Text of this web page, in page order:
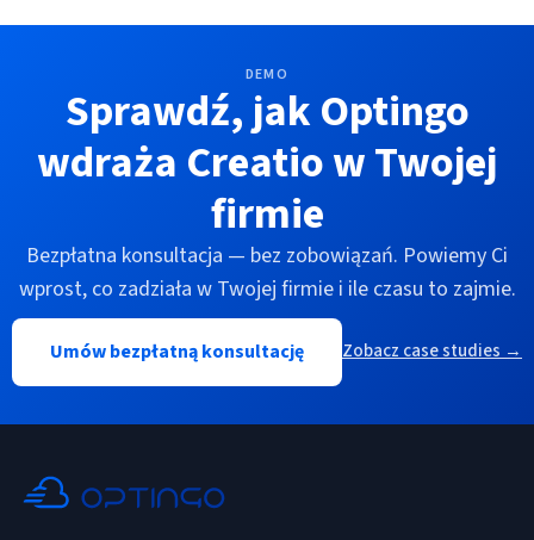
DEMO
Sprawdź, jak Optingo
wdraża Creatio w Twojej
firmie
Bezpłatna konsultacja — bez zobowiązań. Powiemy Ci
wprost, co zadziała w Twojej firmie i ile czasu to zajmie.
Umów bezpłatną konsultację Zobacz case studies →